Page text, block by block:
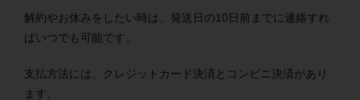
解約やお休みをしたい時は、発送日の10日前までに連絡すれ
ばいつでも可能です。
支払方法には、クレジットカード決済とコンビニ決済があり
ます。